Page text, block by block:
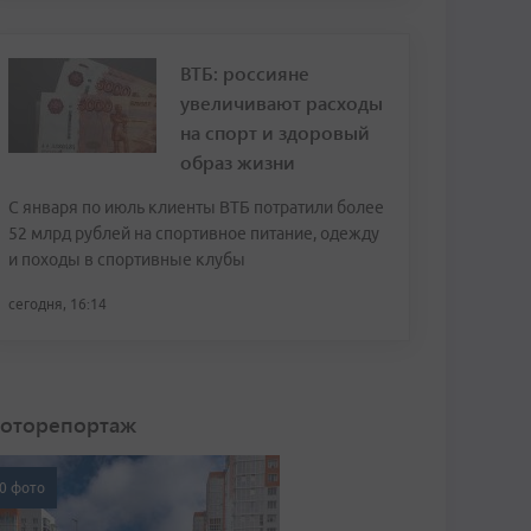
ВТБ: россияне
увеличивают расходы
на спорт и здоровый
образ жизни
С января по июль клиенты ВТБ потратили более
52 млрд рублей на спортивное питание, одежду
и походы в спортивные клубы
сегодня, 16:14
фото